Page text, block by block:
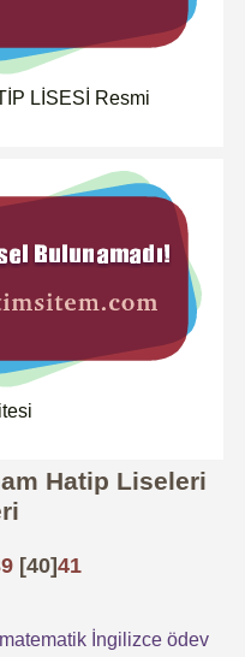
LİSESİ Resmi
Hatip Liseleri
[40]41
matematik İngilizce ödev